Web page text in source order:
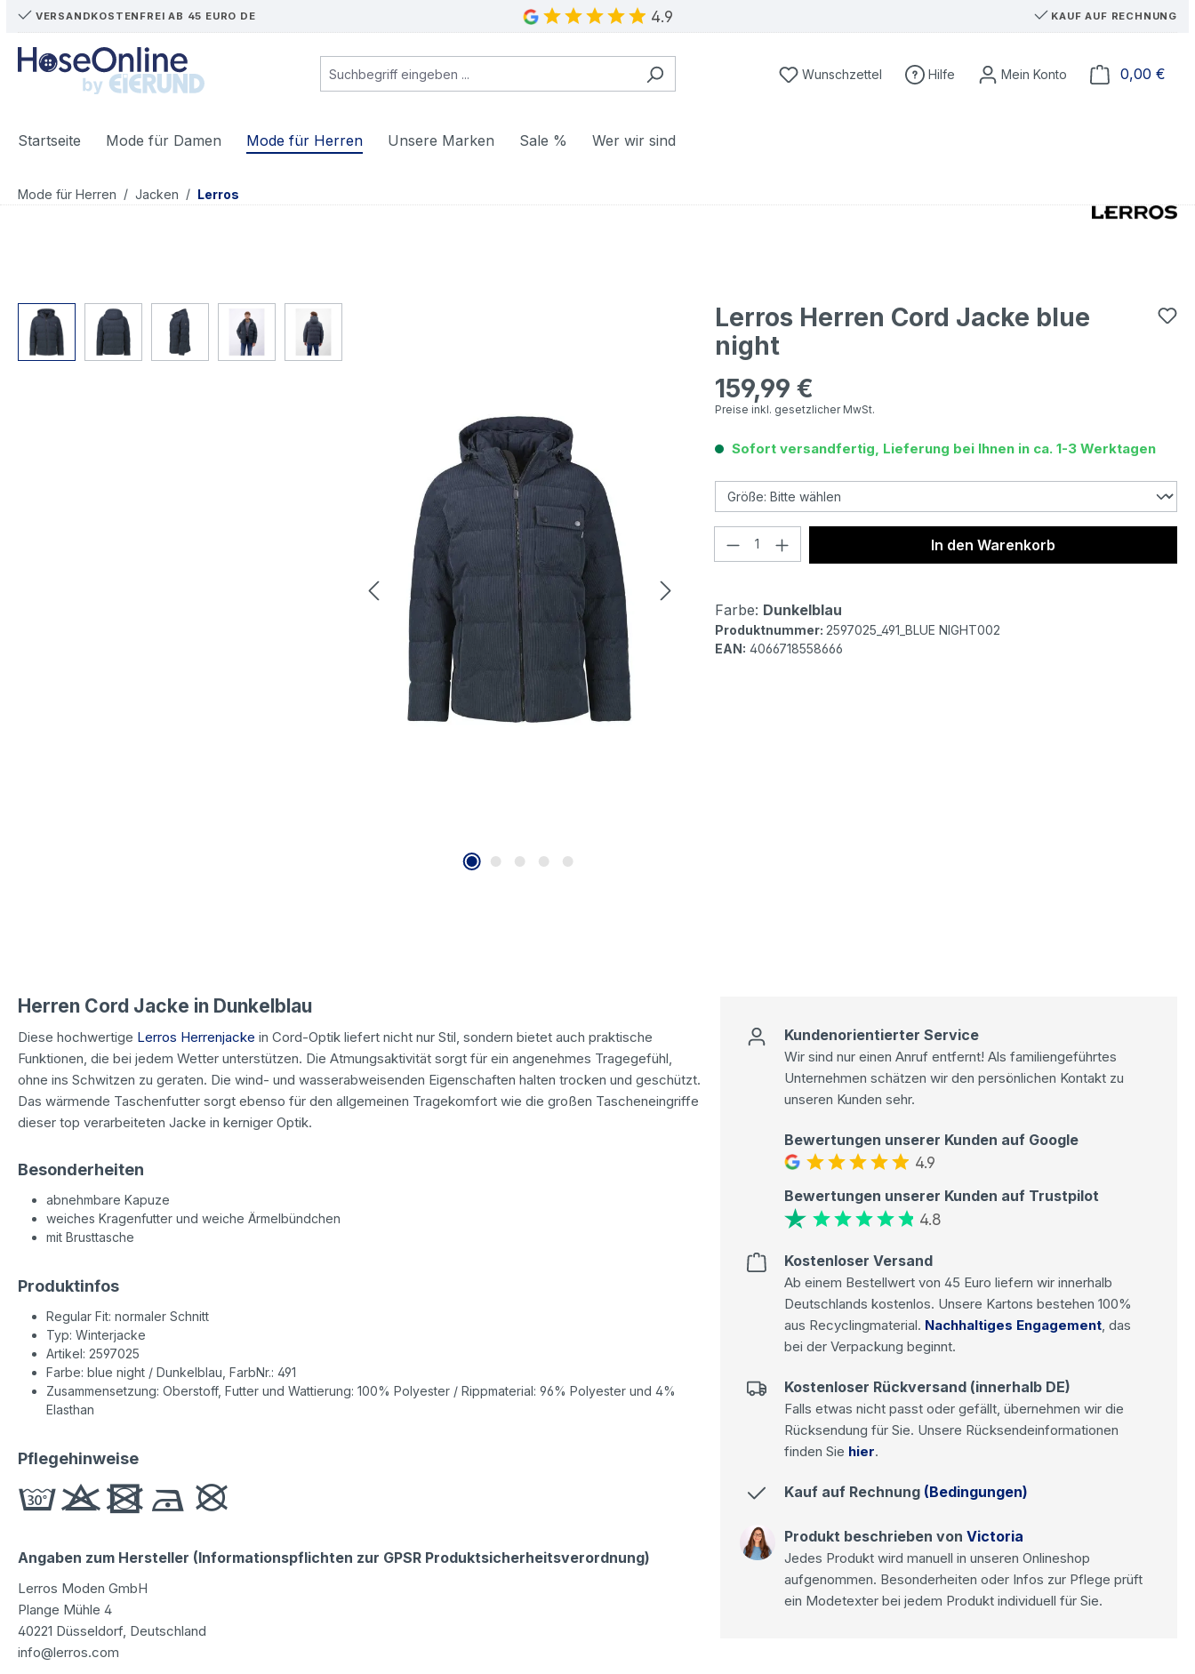
Hauptinhalt springen
Zur Suche springen
Zur Hauptnavigation springen
VERSANDKOSTENFREI AB 45 EURO DE 4.9 KAUF AUF RECHNUNG
Du hast 0 Produkte auf dem Merkzettel
Wunschzettel Hilfe 0,00 €
Startseite Mode für Damen Mode für Herren Unsere Marken Sale % Wer wir sind
Mode für Herren / Jacken / Lerros
Bildergalerie überspringen
Lerros Herren Cord Jacke blue
night
Regulärer Preis:
159,99 €
Preise inkl. gesetzlicher MwSt.
Sofort versandfertig, Lieferung bei Ihnen in ca. 1-3 Werktagen
Produkt Anzahl: Gib den gewünschten Wert
In den Warenkorb
Farbe: Dunkelblau
Produktnummer: 2597025_491_BLUE NIGHT002
EAN: 4066718558666
Herren Cord Jacke in Dunkelblau
Diese hochwertige Lerros Herrenjacke in Cord-Optik liefert nicht nur Stil, sondern bietet auch praktische
Funktionen, die bei jedem Wetter unterstützen. Die Atmungsaktivität sorgt für ein angenehmes Tragegefühl,
ohne ins Schwitzen zu geraten. Die wind- und wasserabweisenden Eigenschaften halten trocken und geschützt.
Das wärmende Taschenfutter sorgt ebenso für den allgemeinen Tragekomfort wie die großen Tascheneingriffe
dieser top verarbeiteten Jacke in kerniger Optik.
Besonderheiten
abnehmbare Kapuze
weiches Kragenfutter und weiche Ärmelbündchen
mit Brusttasche
Produktinfos
Regular Fit: normaler Schnitt
Typ: Winterjacke
Artikel: 2597025
Farbe: blue night / Dunkelblau, FarbNr.: 491
Zusammensetzung: Oberstoff, Futter und Wattierung: 100% Polyester / Rippmaterial: 96% Polyester und 4%
Elasthan
Pflegehinweise
Angaben zum Hersteller (Informationspflichten zur GPSR Produktsicherheitsverordnung)
Lerros Moden GmbH
Plange Mühle 4
40221 Düsseldorf, Deutschland
info@lerros.com
Kundenorientierter Service
Wir sind nur einen Anruf entfernt! Als familiengeführtes
Unternehmen schätzen wir den persönlichen Kontakt zu
unseren Kunden sehr.
Bewertungen unserer Kunden auf Google
4.9
Bewertungen unserer Kunden auf Trustpilot
4.8
Kostenloser Versand
Ab einem Bestellwert von 45 Euro liefern wir innerhalb
Deutschlands kostenlos. Unsere Kartons bestehen 100%
aus Recyclingmaterial. Nachhaltiges Engagement, das
bei der Verpackung beginnt.
Kostenloser Rückversand (innerhalb DE)
Falls etwas nicht passt oder gefällt, übernehmen wir die
Rücksendung für Sie. Unsere Rücksendeinformationen
finden Sie hier.
Kauf auf Rechnung (Bedingungen)
Produkt beschrieben von Victoria
Jedes Produkt wird manuell in unseren Onlineshop
aufgenommen. Besonderheiten oder Infos zur Pflege prüft
ein Modetexter bei jedem Produkt individuell für Sie.